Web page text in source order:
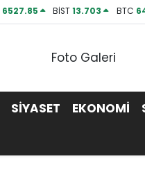
6527.85 BİST13.703 BTC
Foto Galeri
SİYASET EKONOMİ